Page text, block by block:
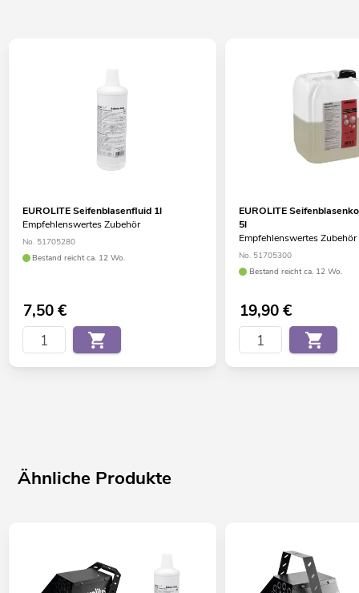
EUROLITE Seifenblasenfluid 1l
Empfehlenswertes Zubehör
No. 51705280
Bestand reicht ca. 12 Wo.
7,50€
EUROLITE
5l
Empfehlenswertes Zubehör
No. 51705300
Bestand reicht ca. 12 Wo.
19,90€
Ähnliche Produkte